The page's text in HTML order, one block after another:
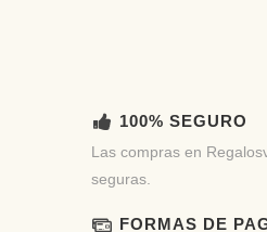
100% SEGURO
Las compras en
seguras.
FORMAS DE